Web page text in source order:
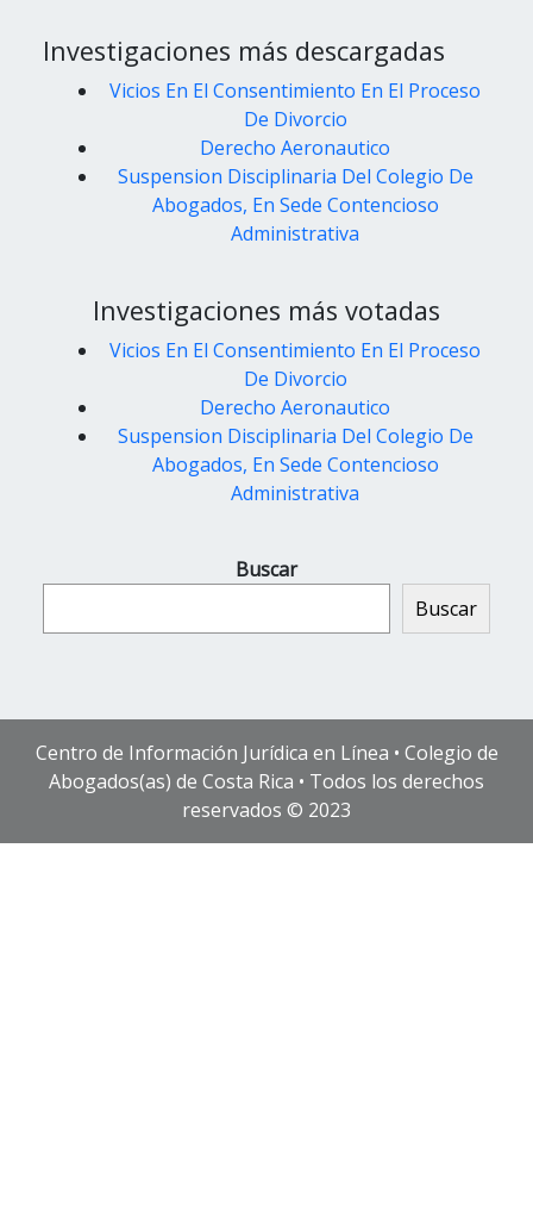
Investigaciones más descargadas
Vicios En El Consentimiento En El Proceso
De Divorcio
Derecho Aeronautico
Suspension Disciplinaria Del Colegio De
Abogados, En Sede Contencioso
Administrativa
Investigaciones más votadas
Vicios En El Consentimiento En El Proceso
De Divorcio
Derecho Aeronautico
Suspension Disciplinaria Del Colegio De
Abogados, En Sede Contencioso
Administrativa
Buscar
Buscar
Centro de Información Jurídica en Línea • Colegio de
Abogados(as) de Costa Rica • Todos los derechos
reservados © 2023